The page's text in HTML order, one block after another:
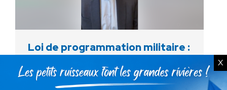
Loi de programmation militaire :
pourquoi j’ai finalement voté
contre !
X